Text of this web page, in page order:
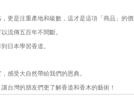
更是注重產地和級數，這才是這項「商品」的價
流傳五百年不間斷。
日本學習香道。
感受大自然帶給我們的恩典。
台灣的朋友們更了解香道和香木的藝術！